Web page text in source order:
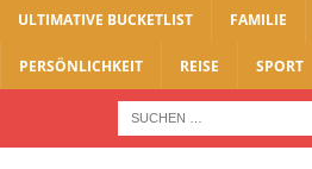
ULTIMATIVE BUCKETLIST FAMILIE
PERSÖNLICHKEIT REISE SPORT